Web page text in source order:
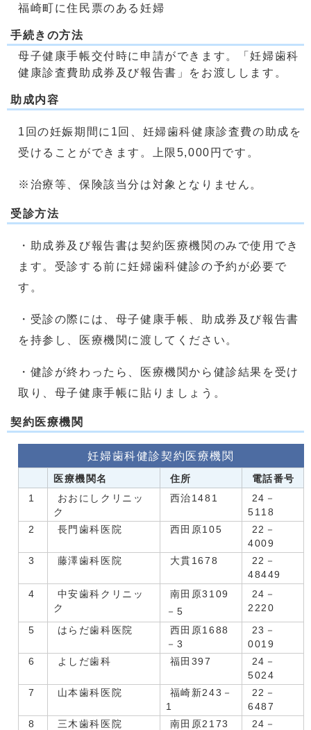
福崎町に住民票のある妊婦
手続きの方法
母子健康手帳交付時に申請ができます。「妊婦歯科
健康診査費助成券及び報告書」をお渡しします。
助成内容
1回の妊娠期間に1回、妊婦歯科健康診査費の助成を
受けることができます。上限5,000円です。
※治療等、保険該当分は対象となりません。
受診方法
・助成券及び報告書は契約医療機関のみで使用でき
ます。受診する前に妊婦歯科健診の予約が必要で
す。
・受診の際には、母子健康手帳、助成券及び報告書
を持参し、医療機関に渡してください。
・健診が終わったら、医療機関から健診結果を受け
取り、母子健康手帳に貼りましょう。
契約医療機関
妊婦歯科健診契約医療機関
医療機関名 住所
電話番号
1
おおにしクリニッ
ク
西治1481
24－
5118
2
長門歯科医院 西田原105
22－
4009
3
藤澤歯科医院 大貫1678
22－
48449
4
中安歯科クリニッ
ク
南田原3109
－5
24－
2220
5 はらだ歯科医院
西田原1688
－3
23－
0019
6
よしだ歯科 福田397
24－
5024
7
山本歯科医院
福崎新243－
1
22－
6487
8
三木歯科医院
南田原2173
24－